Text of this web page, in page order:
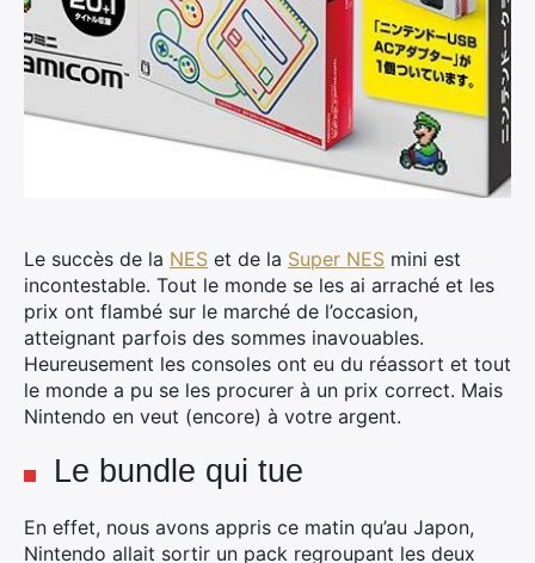
Le succès de la NES et de la Super NES mini est
incontestable. Tout le monde se les ai arraché et les
prix ont flambé sur le marché de l’occasion,
atteignant parfois des sommes inavouables.
Heureusement les consoles ont eu du réassort et tout
le monde a pu se les procurer à un prix correct. Mais
Nintendo en veut (encore) à votre argent.
Le bundle qui tue
En effet, nous avons appris ce matin qu’au Japon,
Nintendo allait sortir un pack regroupant les deux